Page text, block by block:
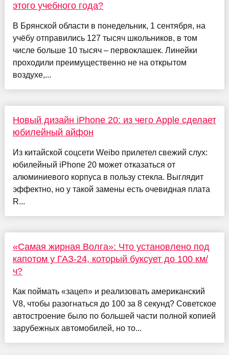
этого учебного года?
В Брянской области в понедельник, 1 сентября, на
учёбу отправились 127 тысяч школьников, в том
числе больше 10 тысяч – первоклашек. Линейки
проходили преимущественно не на открытом
воздухе,...
Новый дизайн iPhone 20: из чего Apple сделает
юбилейный айфон
Из китайской соцсети Weibo прилетел свежий слух:
юбилейный iPhone 20 может отказаться от
алюминиевого корпуса в пользу стекла. Выглядит
эффектно, но у такой замены есть очевидная плата
R...
«Самая жирная Волга»: Что установлено под
капотом у ГАЗ-24, который буксует до 100 км/
ч?
Как поймать «зацеп» и реализовать американский
V8, чтобы разогнаться до 100 за 8 секунд? Советское
автостроение было по большей части полной копией
зарубежных автомобилей, но то...